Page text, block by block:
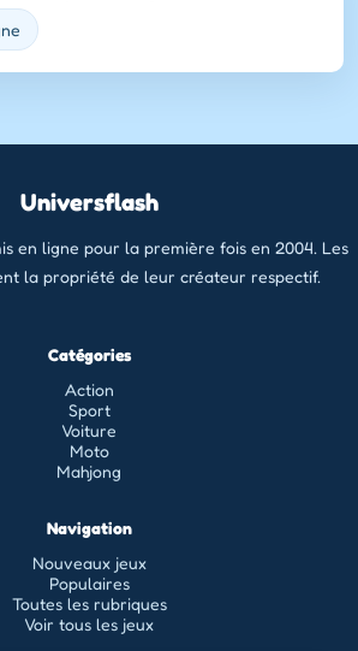
Universflash
en ligne pour la première fois en 2004. Les
la propriété de leur créateur respectif.
Catégories
Action
Sport
Voiture
Moto
Mahjong
Navigation
Nouveaux jeux
Populaires
Toutes les rubriques
Voir tous les jeux